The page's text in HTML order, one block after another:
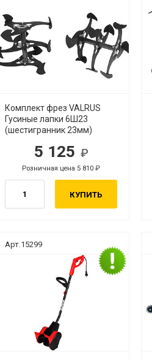
Комплект фрез VALRUS
Гусиные лапки 6Ш23
(шестигранник 23мм)
5 125
Розничная цена 5 810
КУПИТЬ
руб.
руб.
Арт.15299